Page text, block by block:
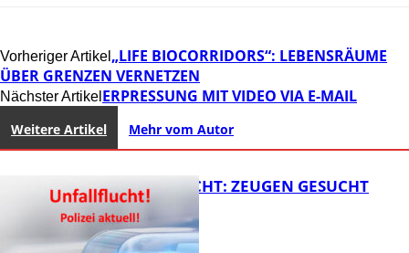
Vorheriger Artikel „LIFE BIOCORRIDORS“: LEBENSRÄUME
ÜBER GRENZEN VERNETZEN
Nächster Artikel ERPRESSUNG MIT VIDEO VIA E-MAIL
Weitere Artikel Mehr vom Autor
UNFALLFLUCHT: ZEUGEN GESUCHT